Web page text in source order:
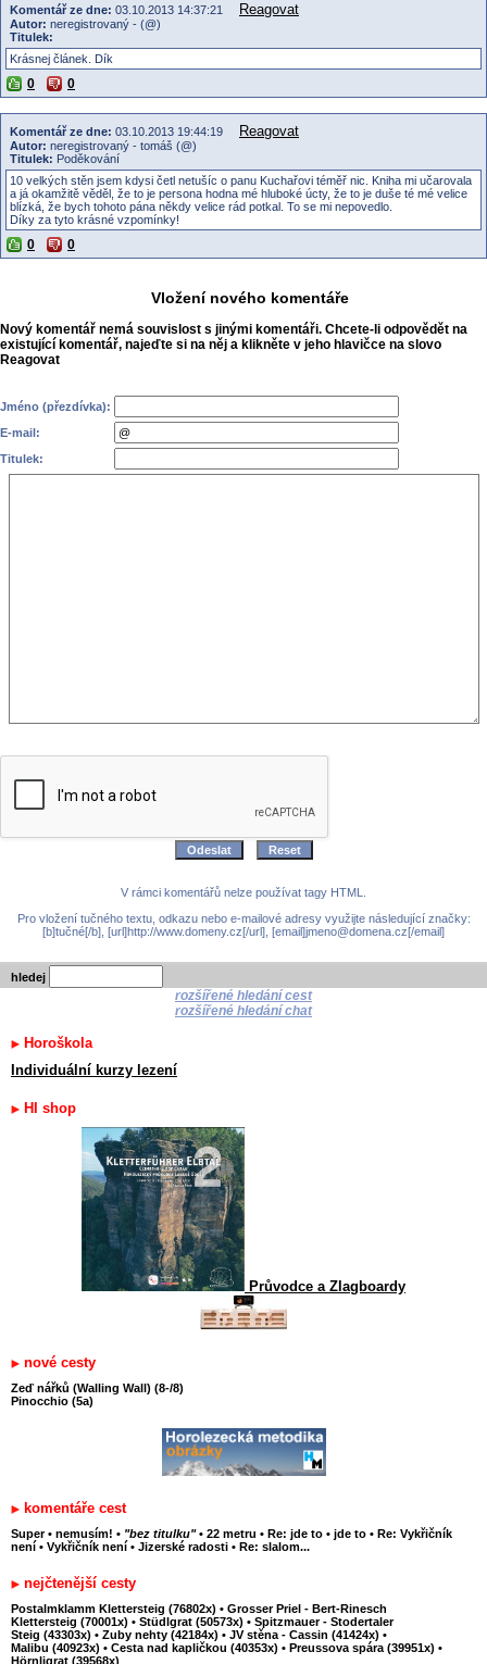
Komentář ze dne: 03.10.2013 14:37:21 Reagovat
Autor: neregistrovaný - (@)
Titulek:
Krásnej článek. Dík
0 0
Komentář ze dne: 03.10.2013 19:44:19 Reagovat
Autor: neregistrovaný - tomáš (@)
Titulek: Poděkování
10 velkých stěn jsem kdysi četl netušíc o panu Kuchařovi téměř nic. Kniha mi učarovala
a já okamžitě věděl, že to je persona hodna mé hluboké úcty, že to je duše té mé velice
blízká, že bych tohoto pána někdy velice rád potkal. To se mi nepovedlo.
Díky za tyto krásné vzpomínky!
0 0
Vložení nového komentáře
Nový komentář nemá souvislost s jinými komentáři. Chcete-li odpovědět na
existující komentář, najeďte si na něj a klikněte v jeho hlavičce na slovo
Reagovat
Jméno (přezdívka):
E-mail:
Titulek:
V rámci komentářů nelze používat tagy HTML.
Pro vložení tučného textu, odkazu nebo e-mailové adresy využijte následující značky:
[b]tučné[/b], [url]http://www.domeny.cz[/url], [email]jmeno@domena.cz[/email]
hledej
rozšířené hledání cest
rozšířené hledání chat
Horoškola
Individuální kurzy lezení
HI shop
Průvodce a Zlagboardy
nové cesty
Zeď nářků (Walling Wall) (8-/8)
Pinocchio (5a)
komentáře cest
Super • nemusím! • "bez titulku" • 22 metru • Re: jde to • jde to • Re: Vykřičník
není • Vykřičník není • Jizerské radosti • Re: slalom...
nejčtenější cesty
Postalmklamm Klettersteig (76802x) • Grosser Priel - Bert-Rinesch
Klettersteig (70001x) • Stüdlgrat (50573x) • Spitzmauer - Stodertaler
Steig (43303x) • Zuby nehty (42184x) • JV stěna - Cassin (41424x) •
Malibu (40923x) • Cesta nad kapličkou (40353x) • Preussova spára (39951x) •
Hörnligrat (39568x)